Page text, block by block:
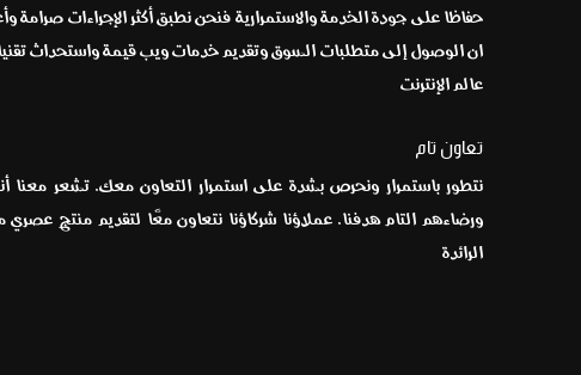
حفاظا على جودة الخدمة والاستمرارية فنحن نطبق أكثر الإجراءات
ان الوصول إلى متطلبات السوق وتقديم خدمات ويب قيمة واستحداث
عالم الإنترنت
تعاون تام
نتطور باستمرار ونحرص بشدة على استمرار التعاون معك. تشعر معنا
ورضاءهم التام هدفنا. عملاؤنا شركاؤنا نتعاون معًا لتقديم منتج
الرائدة